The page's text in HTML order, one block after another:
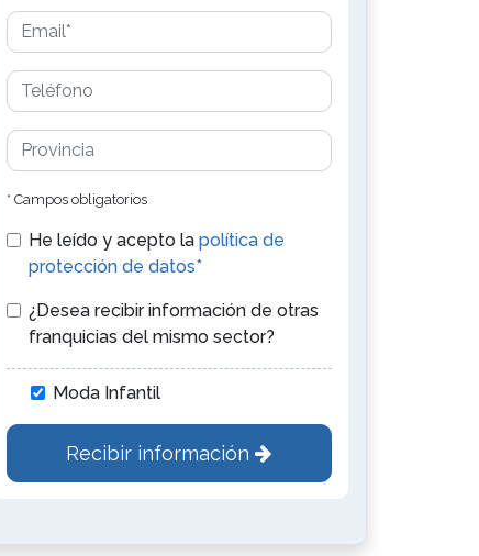
* Campos obligatorios
He leído y acepto la política de
protección de datos*
¿Desea recibir información de otras
franquicias del mismo sector?
Moda Infantil
Recibir información